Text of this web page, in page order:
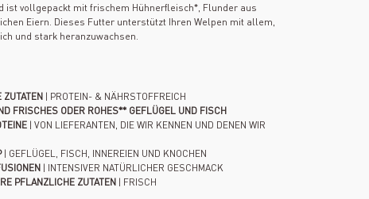
ist vollgepackt mit frischem Hühnerfleisch*, Flunder aus
Eiern. Dieses Futter unterstützt Ihren Welpen mit allem,
und stark heranzuwachsen.
ZUTATEN | PROTEIN- & NÄHRSTOFFREICH
FRISCHES ODER ROHES** GEFLÜGEL UND FISCH
| VON LIEFERANTEN, DIE WIR KENNEN UND DENEN WIR
| GEFLÜGEL, FISCH, INNEREIEN UND KNOCHEN
| INTENSIVER NATÜRLICHER GESCHMACK
PFLANZLICHE ZUTATEN | FRISCH